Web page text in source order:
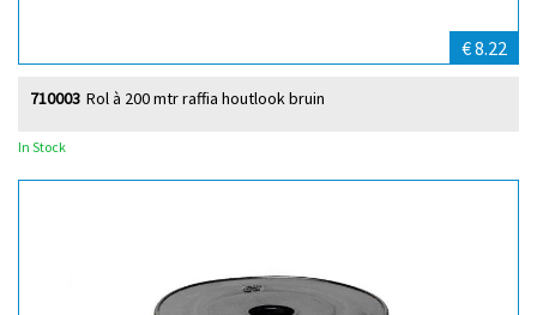
€ 8.22
Rol à 200 mtr raffia houtlook bruin
710003
In Stock